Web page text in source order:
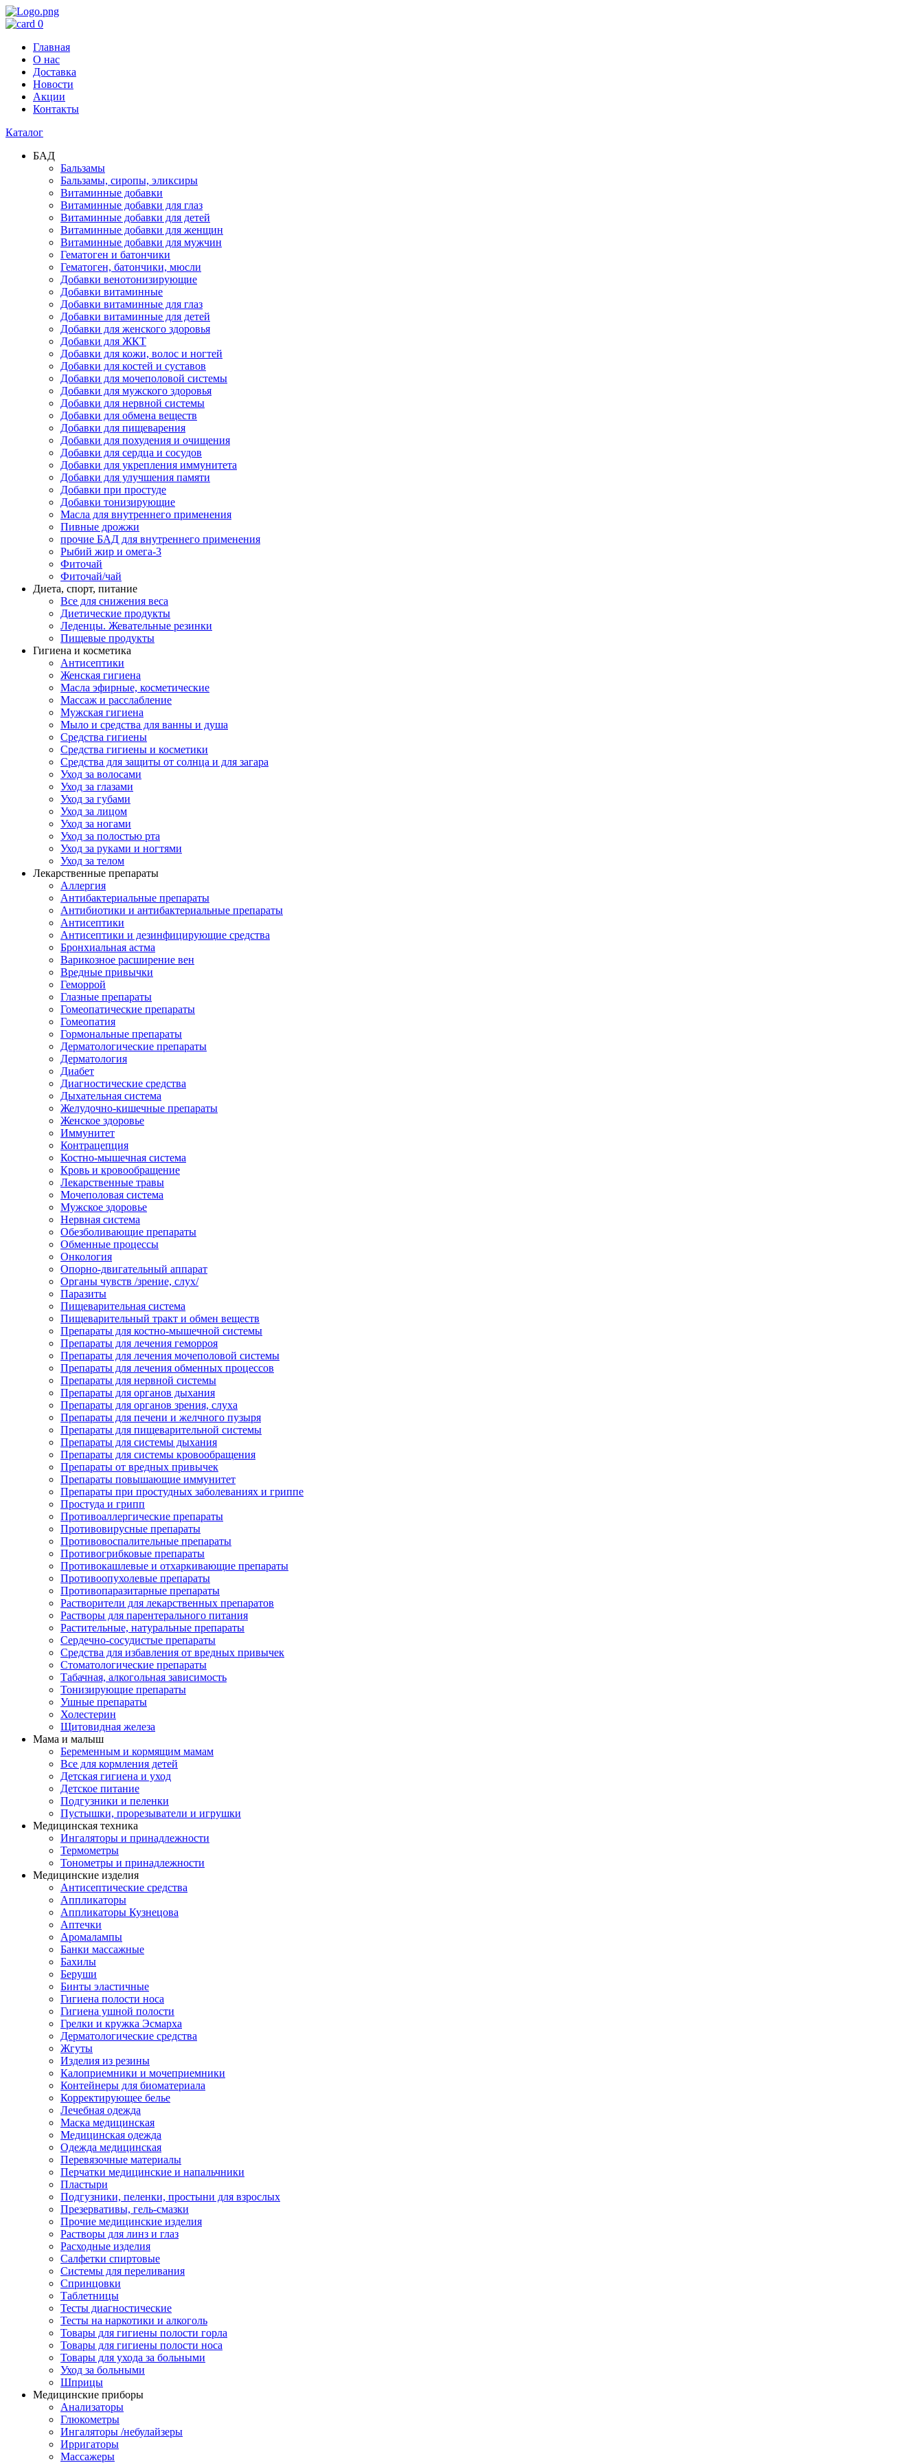
0
Главная
О нас
Доставка
Новости
Акции
Контакты
Каталог
БАД
Бальзамы
Бальзамы, сиропы, эликсиры
Витаминные добавки
Витаминные добавки для глаз
Витаминные добавки для детей
Витаминные добавки для женщин
Витаминные добавки для мужчин
Гематоген и батончики
Гематоген, батончики, мюсли
Добавки венотонизирующие
Добавки витаминные
Добавки витаминные для глаз
Добавки витаминные для детей
Добавки для женского здоровья
Добавки для ЖКТ
Добавки для кожи, волос и ногтей
Добавки для костей и суставов
Добавки для мочеполовой системы
Добавки для мужского здоровья
Добавки для нервной системы
Добавки для обмена веществ
Добавки для пищеварения
Добавки для похудения и очищения
Добавки для сердца и сосудов
Добавки для укрепления иммунитета
Добавки для улучшения памяти
Добавки при простуде
Добавки тонизирующие
Масла для внутреннего применения
Пивные дрожжи
прочие БАД для внутреннего применения
Рыбий жир и омега-3
Фиточай
Фиточай/чай
Диета, спорт, питание
Все для снижения веса
Диетические продукты
Леденцы. Жевательные резинки
Пищевые продукты
Гигиена и косметика
Антисептики
Женская гигиена
Масла эфирные, косметические
Массаж и расслабление
Мужская гигиена
Мыло и средства для ванны и душа
Средства гигиены
Средства гигиены и косметики
Средства для защиты от солнца и для загара
Уход за волосами
Уход за глазами
Уход за губами
Уход за лицом
Уход за ногами
Уход за полостью рта
Уход за руками и ногтями
Уход за телом
Лекарственные препараты
Аллергия
Антибактериальные препараты
Антибиотики и антибактериальные препараты
Антисептики
Антисептики и дезинфицирующие средства
Бронхиальная астма
Варикозное расширение вен
Вредные привычки
Геморрой
Глазные препараты
Гомеопатические препараты
Гомеопатия
Гормональные препараты
Дерматологические препараты
Дерматология
Диабет
Диагностические средства
Дыхательная система
Желудочно-кишечные препараты
Женское здоровье
Иммунитет
Контрацепция
Костно-мышечная система
Кровь и кровообращение
Лекарственные травы
Мочеполовая система
Мужское здоровье
Нервная система
Обезболивающие препараты
Обменные процессы
Онкология
Опорно-двигательный аппарат
Органы чувств /зрение, слух/
Паразиты
Пищеварительная система
Пищеварительный тракт и обмен веществ
Препараты для костно-мышечной системы
Препараты для лечения геморроя
Препараты для лечения мочеполовой системы
Препараты для лечения обменных процессов
Препараты для нервной системы
Препараты для органов дыхания
Препараты для органов зрения, слуха
Препараты для печени и желчного пузыря
Препараты для пищеварительной системы
Препараты для системы дыхания
Препараты для системы кровообращения
Препараты от вредных привычек
Препараты повышающие иммунитет
Препараты при простудных заболеваниях и гриппе
Простуда и грипп
Противоаллергические препараты
Противовирусные препараты
Противовоспалительные препараты
Противогрибковые препараты
Противокашлевые и отхаркивающие препараты
Противоопухолевые препараты
Противопаразитарные препараты
Растворители для лекарственных препаратов
Растворы для парентерального питания
Растительные, натуральные препараты
Сердечно-сосудистые препараты
Средства для избавления от вредных привычек
Стоматологические препараты
Табачная, алкогольная зависимость
Тонизирующие препараты
Ушные препараты
Холестерин
Щитовидная железа
Мама и малыш
Беременным и кормящим мамам
Все для кормления детей
Детская гигиена и уход
Детское питание
Подгузники и пеленки
Пустышки, прорезыватели и игрушки
Медицинская техника
Ингаляторы и принадлежности
Термометры
Тонометры и принадлежности
Медицинские изделия
Антисептические средства
Аппликаторы
Аппликаторы Кузнецова
Аптечки
Аромалампы
Банки массажные
Бахилы
Беруши
Бинты эластичные
Гигиена полости носа
Гигиена ушной полости
Грелки и кружка Эсмарха
Дерматологические средства
Жгуты
Изделия из резины
Калоприемники и мочеприемники
Контейнеры для биоматериала
Корректирующее белье
Лечебная одежда
Маска медицинская
Медицинская одежда
Одежда медицинская
Перевязочные материалы
Перчатки медицинские и напальчники
Пластыри
Подгузники, пеленки, простыни для взрослых
Презервативы, гель-смазки
Прочие медицинские изделия
Растворы для линз и глаз
Расходные изделия
Салфетки спиртовые
Системы для переливания
Спринцовки
Таблетницы
Тесты диагностические
Тесты на наркотики и алкоголь
Товары для гигиены полости горла
Товары для гигиены полости носа
Товары для ухода за больными
Уход за больными
Шприцы
Медицинские приборы
Анализаторы
Глюкометры
Ингаляторы /небулайзеры
Ирригаторы
Массажеры